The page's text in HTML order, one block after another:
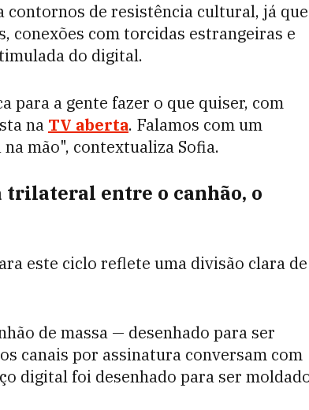
contornos de resistência cultural, já que
conexões com torcidas estrangeiras e
do digital.
para a gente fazer o que quiser, com
na TV aberta. Falamos com um
mão", contextualiza Sofia.
trilateral entre o canhão, o
este ciclo reflete uma divisão clara de
de massa — desenhado para ser
canais por assinatura conversam com
digital foi desenhado para ser